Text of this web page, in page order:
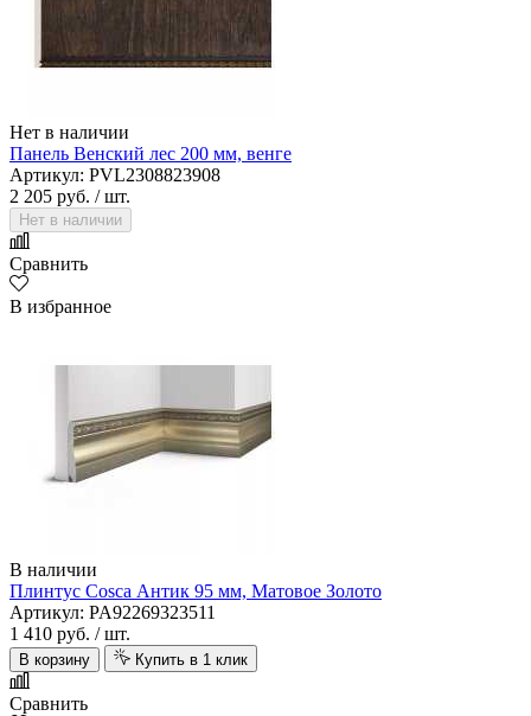
Нет в наличии
Панель Венский лес 200 мм, венге
Артикул: PVL2308823908
2 205 руб. / шт.
Нет в наличии
Сравнить
В избранное
В наличии
Плинтус Cosca Антик 95 мм, Матовое Золото
Артикул: PA92269323511
1 410 руб. / шт.
В корзину Купить в 1 клик
Сравнить